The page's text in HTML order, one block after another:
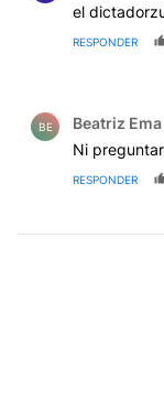
el
RESPONDER
BE Beatriz
Ni
RESPONDER